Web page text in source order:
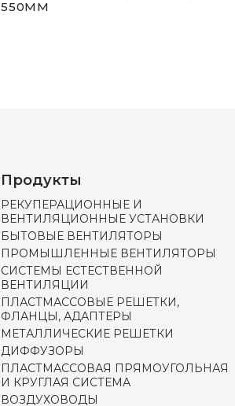
550MM
Продукты
РЕКУПЕРАЦИОННЫЕ И
ВЕНТИЛЯЦИОННЫЕ УСТАНОВКИ
БЫТОВЫЕ ВЕНТИЛЯТОРЫ
ПРОМЫШЛЕННЫЕ ВЕНТИЛЯТОРЫ
СИСТЕМЫ ЕСТЕСТВЕННОЙ
ВЕНТИЛЯЦИИ
ПЛАСТМАССОВЫЕ РЕШЕТКИ,
ФЛАНЦЫ, АДАПТЕРЫ
МЕТАЛЛИЧЕСКИЕ РЕШЕТКИ
ДИФФУЗОРЫ
ПЛАСТМАССОВАЯ ПРЯМОУГОЛЬНАЯ
И КРУГЛАЯ СИСТЕМА
ВОЗДУХОВОДЫ